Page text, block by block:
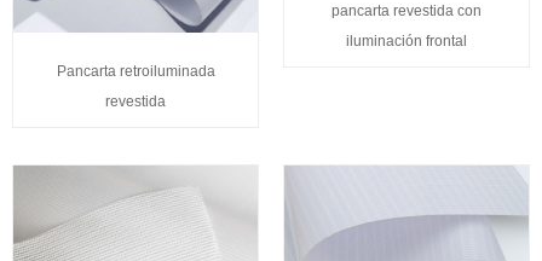
Pancarta retroiluminada
revestida
pancarta revestida con
iluminación frontal